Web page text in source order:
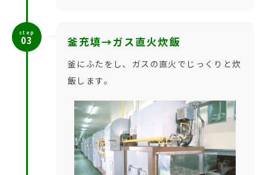
step
03 釜充填→ガス直火炊飯
釜にふたをし、ガスの直火でじっくりと炊
飯します。